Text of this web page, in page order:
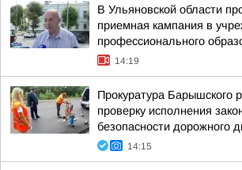
В Ульяновской области
приемная кампания в
профессионального
14:19
Прокуратура Барышского
проверку исполнения
безопасности дорожного
14:15